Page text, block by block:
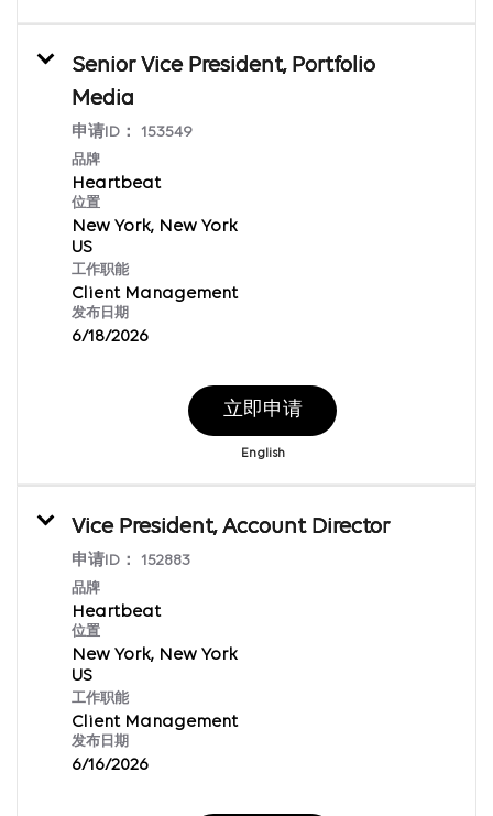
Senior Vice President, Portfolio
Media
申请ID： 153549
品牌
Heartbeat
位置
New York, New York
工作职能
Client Management
发布日期
6/18/2026
立即申请
English
Vice President, Account Director
申请ID： 152883
品牌
Heartbeat
位置
New York, New York
工作职能
Client Management
发布日期
6/16/2026